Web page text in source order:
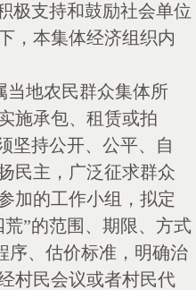
极支持和鼓励社会单位
，本集体经济组织内
当地农民群众集体所
施承包、租赁或拍
坚持公开、公平、自
民主，广泛征求群众
加的工作小组，拟定
”的范围、期限、方式
序、估价标准，明确治
村民会议或者村民代